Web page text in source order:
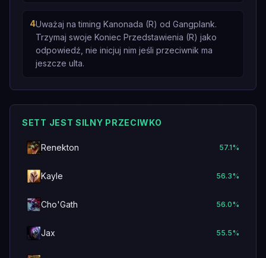
4Uważaj na timing Kanonada (R) od Gangplank.
Trzymaj swoje Koniec Przedstawienia (R) jako
odpowiedź, nie inicjuj nim jeśli przeciwnik ma
jeszcze ulta.
SETT JEST SILNY PRZECIWKO
Renekton 57.1%
Kayle 56.3%
Cho'Gath 56.0%
Jax 55.5%